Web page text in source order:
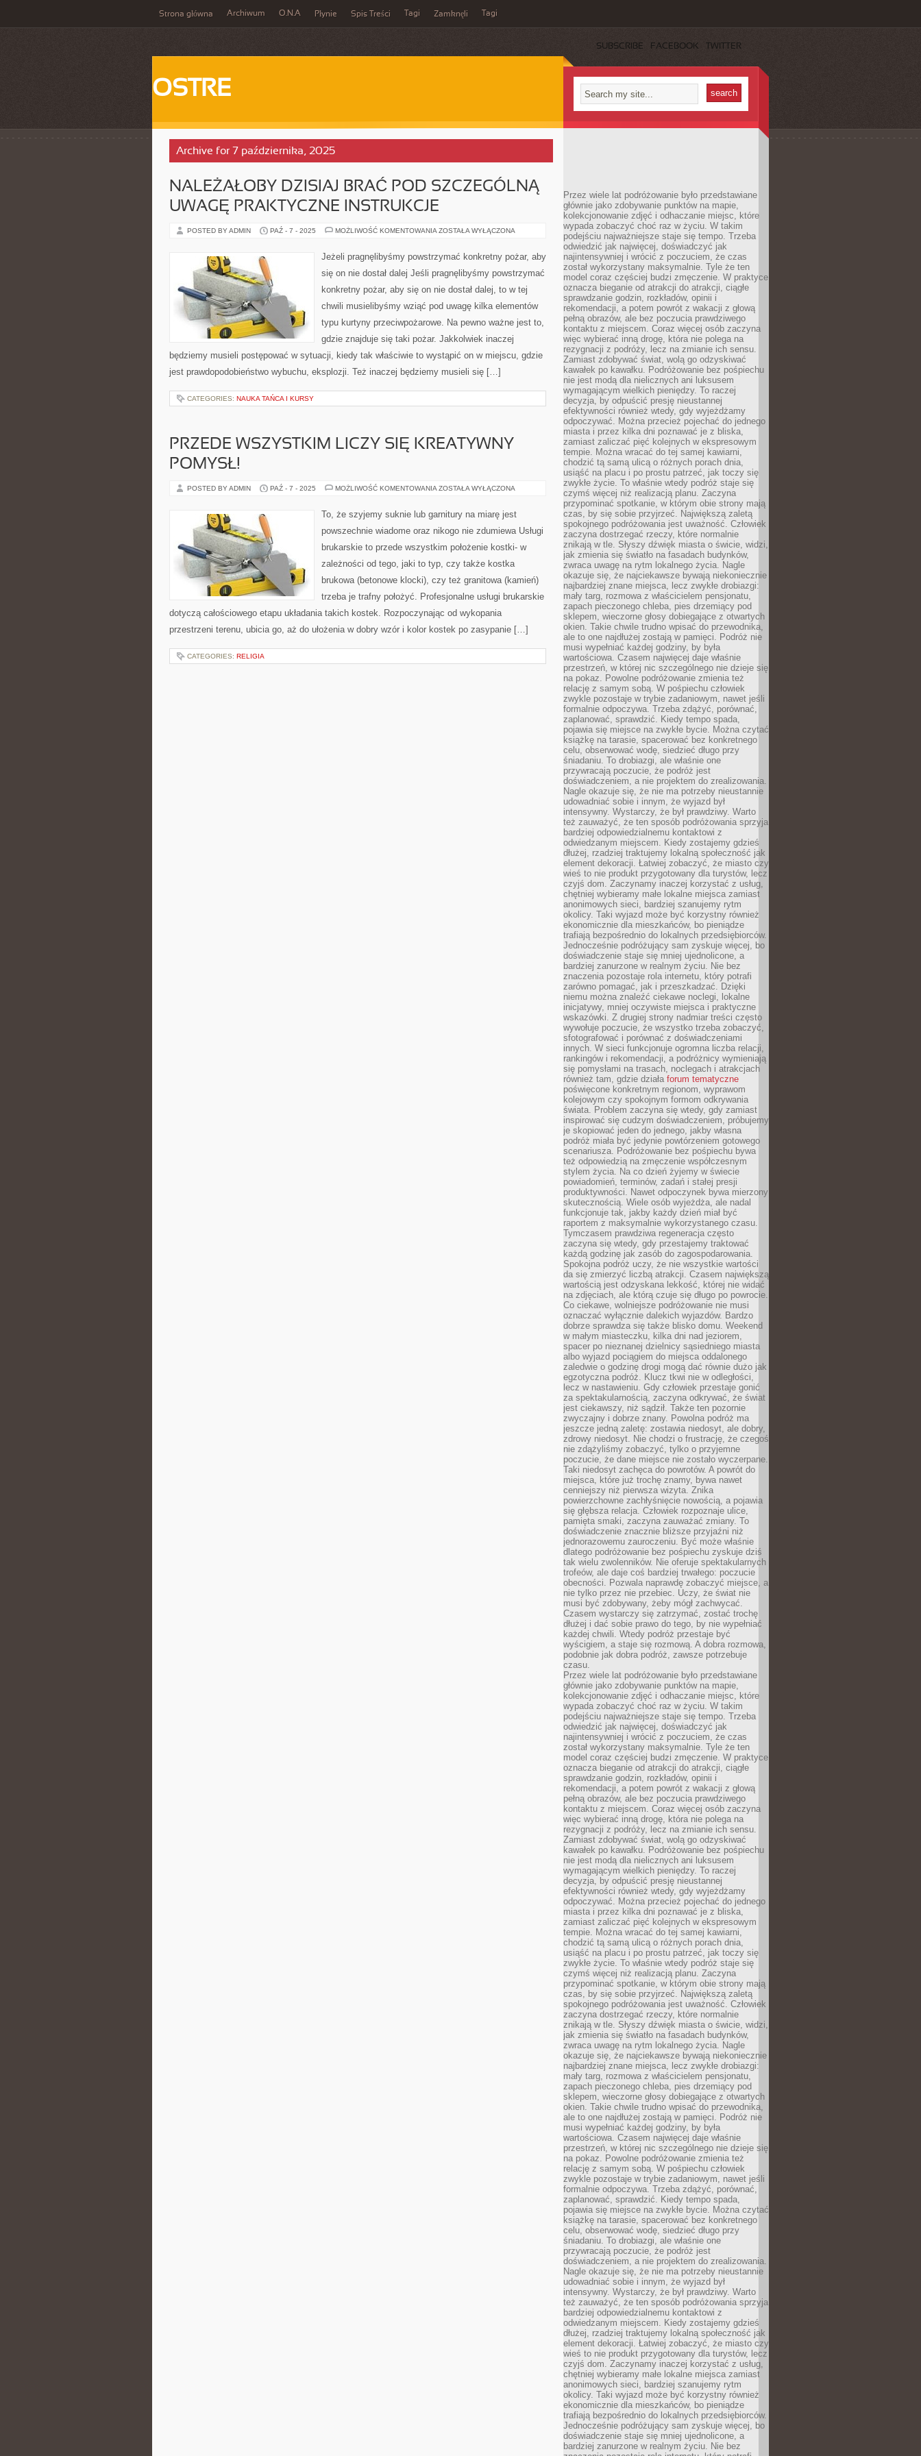
Strona główna Archiwum O.N.A Płynie Spis Treści Tagi Zamknęli Tagi
SUBSCRIBE FACEBOOK TWITTER
OSTRE
Archive for 7 października, 2025
NALEŻAŁOBY DZISIAJ BRAĆ POD SZCZEGÓLNĄ
UWAGĘ PRAKTYCZNE INSTRUKCJE
POSTED BY ADMIN PAŹ - 7 - 2025 MOŻLIWOŚĆ KOMENTOWANIA NALEŻAŁOBY
SZCZEGÓLNĄ
PRAKTYCZNE
ZOSTAŁA WYŁĄCZONA
Jeżeli pragnęlibyśmy powstrzymać konkretny pożar, aby
się on nie dostał dalej Jeśli pragnęlibyśmy powstrzymać
konkretny pożar, aby się on nie dostał dalej, to w tej
chwili musielibyśmy wziąć pod uwagę kilka elementów
typu kurtyny przeciwpożarowe. Na pewno ważne jest to,
gdzie znajduje się taki pożar. Jakkolwiek inaczej
będziemy musieli postępować w sytuacji, kiedy tak właściwie to wystąpić on w miejscu, gdzie
jest prawdopodobieństwo wybuchu, eksplozji. Też inaczej będziemy musieli się […]
CATEGORIES: NAUKA TAŃCA I KURSY
PRZEDE WSZYSTKIM LICZY SIĘ KREATYWNY
POMYSŁ!
POSTED BY ADMIN PAŹ - 7 - 2025 MOŻLIWOŚĆ KOMENTOWANIA PRZEDE
SIĘ
KREATYWNY
ZOSTAŁA WYŁĄCZONA
To, że szyjemy suknie lub garnitury na miarę jest
powszechnie wiadome oraz nikogo nie zdumiewa Usługi
brukarskie to przede wszystkim położenie kostki- w
zależności od tego, jaki to typ, czy także kostka
brukowa (betonowe klocki), czy też granitowa (kamień)
trzeba je trafny położyć. Profesjonalne usługi brukarskie
dotyczą całościowego etapu układania takich kostek. Rozpoczynając od wykopania
przestrzeni terenu, ubicia go, aż do ułożenia w dobry wzór i kolor kostek po zasypanie […]
CATEGORIES: RELIGIA
Przez wiele lat podróżowanie było przedstawiane
głównie jako zdobywanie punktów na mapie,
kolekcjonowanie zdjęć i odhaczanie miejsc, które
wypada zobaczyć choć raz w życiu. W takim
podejściu najważniejsze staje się tempo. Trzeba
odwiedzić jak najwięcej, doświadczyć jak
najintensywniej i wrócić z poczuciem, że czas
został wykorzystany maksymalnie. Tyle że ten
model coraz częściej budzi zmęczenie. W praktyce
oznacza bieganie od atrakcji do atrakcji, ciągłe
sprawdzanie godzin, rozkładów, opinii i
rekomendacji, a potem powrót z wakacji z głową
pełną obrazów, ale bez poczucia prawdziwego
kontaktu z miejscem. Coraz więcej osób zaczyna
więc wybierać inną drogę, która nie polega na
rezygnacji z podróży, lecz na zmianie ich sensu.
Zamiast zdobywać świat, wolą go odzyskiwać
kawałek po kawałku. Podróżowanie bez pośpiechu
nie jest modą dla nielicznych ani luksusem
wymagającym wielkich pieniędzy. To raczej
decyzja, by odpuścić presję nieustannej
efektywności również wtedy, gdy wyjeżdżamy
odpoczywać. Można przecież pojechać do jednego
miasta i przez kilka dni poznawać je z bliska,
zamiast zaliczać pięć kolejnych w ekspresowym
tempie. Można wracać do tej samej kawiarni,
chodzić tą samą ulicą o różnych porach dnia,
usiąść na placu i po prostu patrzeć, jak toczy się
zwykłe życie. To właśnie wtedy podróż staje się
czymś więcej niż realizacją planu. Zaczyna
przypominać spotkanie, w którym obie strony mają
czas, by się sobie przyjrzeć. Największą zaletą
spokojnego podróżowania jest uważność. Człowiek
zaczyna dostrzegać rzeczy, które normalnie
znikają w tle. Słyszy dźwięk miasta o świcie, widzi,
jak zmienia się światło na fasadach budynków,
zwraca uwagę na rytm lokalnego życia. Nagle
okazuje się, że najciekawsze bywają niekoniecznie
najbardziej znane miejsca, lecz zwykłe drobiazgi:
mały targ, rozmowa z właścicielem pensjonatu,
zapach pieczonego chleba, pies drzemiący pod
sklepem, wieczorne głosy dobiegające z otwartych
okien. Takie chwile trudno wpisać do przewodnika,
ale to one najdłużej zostają w pamięci. Podróż nie
musi wypełniać każdej godziny, by była
wartościowa. Czasem najwięcej daje właśnie
przestrzeń, w której nic szczególnego nie dzieje się
na pokaz. Powolne podróżowanie zmienia też
relację z samym sobą. W pośpiechu człowiek
zwykle pozostaje w trybie zadaniowym, nawet jeśli
formalnie odpoczywa. Trzeba zdążyć, porównać,
zaplanować, sprawdzić. Kiedy tempo spada,
pojawia się miejsce na zwykłe bycie. Można czytać
książkę na tarasie, spacerować bez konkretnego
celu, obserwować wodę, siedzieć długo przy
śniadaniu. To drobiazgi, ale właśnie one
przywracają poczucie, że podróż jest
doświadczeniem, a nie projektem do zrealizowania.
Nagle okazuje się, że nie ma potrzeby nieustannie
udowadniać sobie i innym, że wyjazd był
intensywny. Wystarczy, że był prawdziwy. Warto
też zauważyć, że ten sposób podróżowania sprzyja
bardziej odpowiedzialnemu kontaktowi z
odwiedzanym miejscem. Kiedy zostajemy gdzieś
dłużej, rzadziej traktujemy lokalną społeczność jak
element dekoracji. Łatwiej zobaczyć, że miasto czy
wieś to nie produkt przygotowany dla turystów, lecz
czyjś dom. Zaczynamy inaczej korzystać z usług,
chętniej wybieramy małe lokalne miejsca zamiast
anonimowych sieci, bardziej szanujemy rytm
okolicy. Taki wyjazd może być korzystny również
ekonomicznie dla mieszkańców, bo pieniądze
trafiają bezpośrednio do lokalnych przedsiębiorców.
Jednocześnie podróżujący sam zyskuje więcej, bo
doświadczenie staje się mniej ujednolicone, a
bardziej zanurzone w realnym życiu. Nie bez
znaczenia pozostaje rola internetu, który potrafi
zarówno pomagać, jak i przeszkadzać. Dzięki
niemu można znaleźć ciekawe noclegi, lokalne
inicjatywy, mniej oczywiste miejsca i praktyczne
wskazówki. Z drugiej strony nadmiar treści często
wywołuje poczucie, że wszystko trzeba zobaczyć,
sfotografować i porównać z doświadczeniami
innych. W sieci funkcjonuje ogromna liczba relacji,
rankingów i rekomendacji, a podróżnicy wymieniają
się pomysłami na trasach, noclegach i atrakcjach
również tam, gdzie działa forum tematyczne
poświęcone konkretnym regionom, wyprawom
kolejowym czy spokojnym formom odkrywania
świata. Problem zaczyna się wtedy, gdy zamiast
inspirować się cudzym doświadczeniem, próbujemy
je skopiować jeden do jednego, jakby własna
podróż miała być jedynie powtórzeniem gotowego
scenariusza. Podróżowanie bez pośpiechu bywa
też odpowiedzią na zmęczenie współczesnym
stylem życia. Na co dzień żyjemy w świecie
powiadomień, terminów, zadań i stałej presji
produktywności. Nawet odpoczynek bywa mierzony
skutecznością. Wiele osób wyjeżdża, ale nadal
funkcjonuje tak, jakby każdy dzień miał być
raportem z maksymalnie wykorzystanego czasu.
Tymczasem prawdziwa regeneracja często
zaczyna się wtedy, gdy przestajemy traktować
każdą godzinę jak zasób do zagospodarowania.
Spokojna podróż uczy, że nie wszystkie wartości
da się zmierzyć liczbą atrakcji. Czasem największą
wartością jest odzyskana lekkość, której nie widać
na zdjęciach, ale którą czuje się długo po powrocie.
Co ciekawe, wolniejsze podróżowanie nie musi
oznaczać wyłącznie dalekich wyjazdów. Bardzo
dobrze sprawdza się także blisko domu. Weekend
w małym miasteczku, kilka dni nad jeziorem,
spacer po nieznanej dzielnicy sąsiedniego miasta
albo wyjazd pociągiem do miejsca oddalonego
zaledwie o godzinę drogi mogą dać równie dużo jak
egzotyczna podróż. Klucz tkwi nie w odległości,
lecz w nastawieniu. Gdy człowiek przestaje gonić
za spektakularnością, zaczyna odkrywać, że świat
jest ciekawszy, niż sądził. Także ten pozornie
zwyczajny i dobrze znany. Powolna podróż ma
jeszcze jedną zaletę: zostawia niedosyt, ale dobry,
zdrowy niedosyt. Nie chodzi o frustrację, że czegoś
nie zdążyliśmy zobaczyć, tylko o przyjemne
poczucie, że dane miejsce nie zostało wyczerpane.
Taki niedosyt zachęca do powrotów. A powrót do
miejsca, które już trochę znamy, bywa nawet
cenniejszy niż pierwsza wizyta. Znika
powierzchowne zachłyśnięcie nowością, a pojawia
się głębsza relacja. Człowiek rozpoznaje ulice,
pamięta smaki, zaczyna zauważać zmiany. To
doświadczenie znacznie bliższe przyjaźni niż
jednorazowemu zauroczeniu. Być może właśnie
dlatego podróżowanie bez pośpiechu zyskuje dziś
tak wielu zwolenników. Nie oferuje spektakularnych
trofeów, ale daje coś bardziej trwałego: poczucie
obecności. Pozwala naprawdę zobaczyć miejsce, a
nie tylko przez nie przebiec. Uczy, że świat nie
musi być zdobywany, żeby mógł zachwycać.
Czasem wystarczy się zatrzymać, zostać trochę
dłużej i dać sobie prawo do tego, by nie wypełniać
każdej chwili. Wtedy podróż przestaje być
wyścigiem, a staje się rozmową. A dobra rozmowa,
podobnie jak dobra podróż, zawsze potrzebuje
czasu.
Przez wiele lat podróżowanie było przedstawiane
głównie jako zdobywanie punktów na mapie,
kolekcjonowanie zdjęć i odhaczanie miejsc, które
wypada zobaczyć choć raz w życiu. W takim
podejściu najważniejsze staje się tempo. Trzeba
odwiedzić jak najwięcej, doświadczyć jak
najintensywniej i wrócić z poczuciem, że czas
został wykorzystany maksymalnie. Tyle że ten
model coraz częściej budzi zmęczenie. W praktyce
oznacza bieganie od atrakcji do atrakcji, ciągłe
sprawdzanie godzin, rozkładów, opinii i
rekomendacji, a potem powrót z wakacji z głową
pełną obrazów, ale bez poczucia prawdziwego
kontaktu z miejscem. Coraz więcej osób zaczyna
więc wybierać inną drogę, która nie polega na
rezygnacji z podróży, lecz na zmianie ich sensu.
Zamiast zdobywać świat, wolą go odzyskiwać
kawałek po kawałku. Podróżowanie bez pośpiechu
nie jest modą dla nielicznych ani luksusem
wymagającym wielkich pieniędzy. To raczej
decyzja, by odpuścić presję nieustannej
efektywności również wtedy, gdy wyjeżdżamy
odpoczywać. Można przecież pojechać do jednego
miasta i przez kilka dni poznawać je z bliska,
zamiast zaliczać pięć kolejnych w ekspresowym
tempie. Można wracać do tej samej kawiarni,
chodzić tą samą ulicą o różnych porach dnia,
usiąść na placu i po prostu patrzeć, jak toczy się
zwykłe życie. To właśnie wtedy podróż staje się
czymś więcej niż realizacją planu. Zaczyna
przypominać spotkanie, w którym obie strony mają
czas, by się sobie przyjrzeć. Największą zaletą
spokojnego podróżowania jest uważność. Człowiek
zaczyna dostrzegać rzeczy, które normalnie
znikają w tle. Słyszy dźwięk miasta o świcie, widzi,
jak zmienia się światło na fasadach budynków,
zwraca uwagę na rytm lokalnego życia. Nagle
okazuje się, że najciekawsze bywają niekoniecznie
najbardziej znane miejsca, lecz zwykłe drobiazgi:
mały targ, rozmowa z właścicielem pensjonatu,
zapach pieczonego chleba, pies drzemiący pod
sklepem, wieczorne głosy dobiegające z otwartych
okien. Takie chwile trudno wpisać do przewodnika,
ale to one najdłużej zostają w pamięci. Podróż nie
musi wypełniać każdej godziny, by była
wartościowa. Czasem najwięcej daje właśnie
przestrzeń, w której nic szczególnego nie dzieje się
na pokaz. Powolne podróżowanie zmienia też
relację z samym sobą. W pośpiechu człowiek
zwykle pozostaje w trybie zadaniowym, nawet jeśli
formalnie odpoczywa. Trzeba zdążyć, porównać,
zaplanować, sprawdzić. Kiedy tempo spada,
pojawia się miejsce na zwykłe bycie. Można czytać
książkę na tarasie, spacerować bez konkretnego
celu, obserwować wodę, siedzieć długo przy
śniadaniu. To drobiazgi, ale właśnie one
przywracają poczucie, że podróż jest
doświadczeniem, a nie projektem do zrealizowania.
Nagle okazuje się, że nie ma potrzeby nieustannie
udowadniać sobie i innym, że wyjazd był
intensywny. Wystarczy, że był prawdziwy. Warto
też zauważyć, że ten sposób podróżowania sprzyja
bardziej odpowiedzialnemu kontaktowi z
odwiedzanym miejscem. Kiedy zostajemy gdzieś
dłużej, rzadziej traktujemy lokalną społeczność jak
element dekoracji. Łatwiej zobaczyć, że miasto czy
wieś to nie produkt przygotowany dla turystów, lecz
czyjś dom. Zaczynamy inaczej korzystać z usług,
chętniej wybieramy małe lokalne miejsca zamiast
anonimowych sieci, bardziej szanujemy rytm
okolicy. Taki wyjazd może być korzystny również
ekonomicznie dla mieszkańców, bo pieniądze
trafiają bezpośrednio do lokalnych przedsiębiorców.
Jednocześnie podróżujący sam zyskuje więcej, bo
doświadczenie staje się mniej ujednolicone, a
bardziej zanurzone w realnym życiu. Nie bez